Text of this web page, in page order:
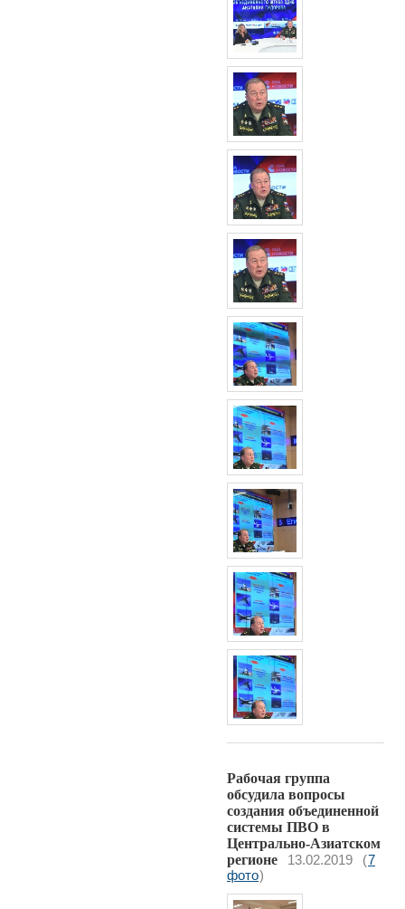
Рабочая группа
обсудила вопросы
создания объединенной
системы ПВО в
Центрально-Азиатском
регионе
13.02.2019 (7
фото)